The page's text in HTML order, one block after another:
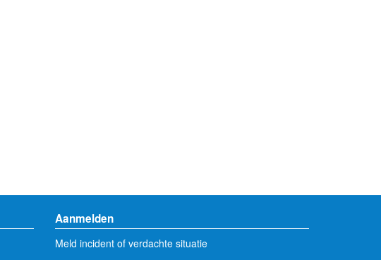
Aanmelden
Meld incident of verdachte situatie